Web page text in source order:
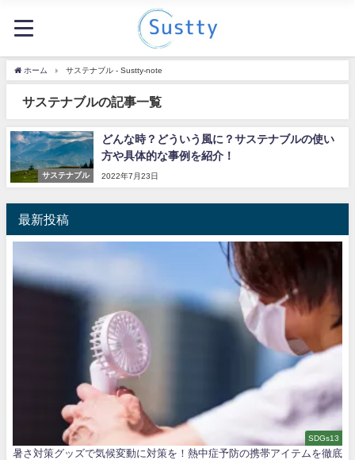
ホーム サステナブル - Sustty-note
サステナブルの記事一覧
サステナブル
どんな時？どういう風に？サステナブルの使い
方や具体的な事例を紹介！
2022年7月23日
最新投稿
SDGs13
暑さ対策グッズで気候変動に対策を！熱中症予防の携帯アイテムを徹底